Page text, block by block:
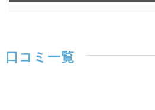
口コミ一覧